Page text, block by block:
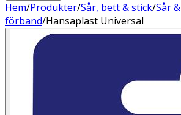
Hem/Produkter/Sår, bett & stick/Sår &
förband/Hansaplast Universal